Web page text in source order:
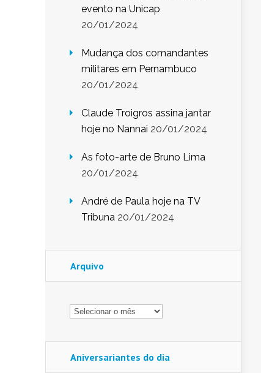
evento na Unicap
20/01/2024
Mudança dos comandantes
militares em Pernambuco
20/01/2024
Claude Troigros assina jantar
hoje no Nannai 20/01/2024
As foto-arte de Bruno Lima
20/01/2024
André de Paula hoje na TV
Tribuna 20/01/2024
Arquivo
Arquivo
Aniversariantes do dia